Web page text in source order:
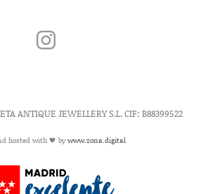
ANTIQUE JEWELLERY S.L. CIF: B88399522
hosted with 🖤 bywww.zona.digital